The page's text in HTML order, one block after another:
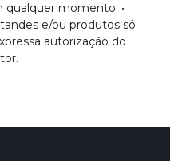
qualquer momento; •
e/ou produtos só
autorização do